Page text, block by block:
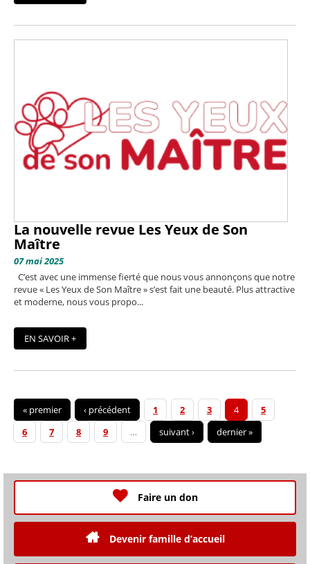
La nouvelle revue Les Yeux de Son
Maître
07 mai 2025
C’est avec une immense fierté que nous vous annonçons que notre
revue « Les Yeux de Son Maître » s’est fait une beauté. Plus attractive
et moderne, nous vous propo...
EN SAVOIR +
« premier ‹ précédent 1 2 3 4
5
6
7 8 9 … suivant › dernier »
Faire un don
Devenir famille d’accueil